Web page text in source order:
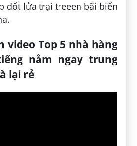
đốt lửa trại treeen bãi biển
video Top 5 nhà hàng
nằm ngay trung
lại rẻ